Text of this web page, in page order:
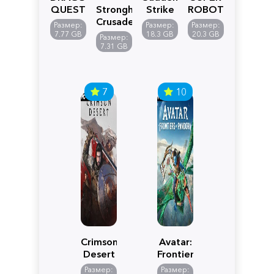
QUEST
VII
Reimagined
Размер:
7.77 GB
Stronghold
Crusader:
Definitive
Edition
Размер:
7.31 GB
Strike
5
Размер:
18.3 GB
ROBOT
WARS
Y
Размер:
20.3 GB
7
Crimson
Desert
Размер:
10
Avatar:
Frontiers
of
Размер: